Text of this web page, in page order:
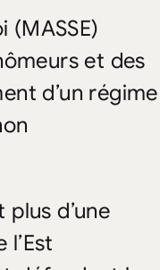
et des
d’un régime
d’une